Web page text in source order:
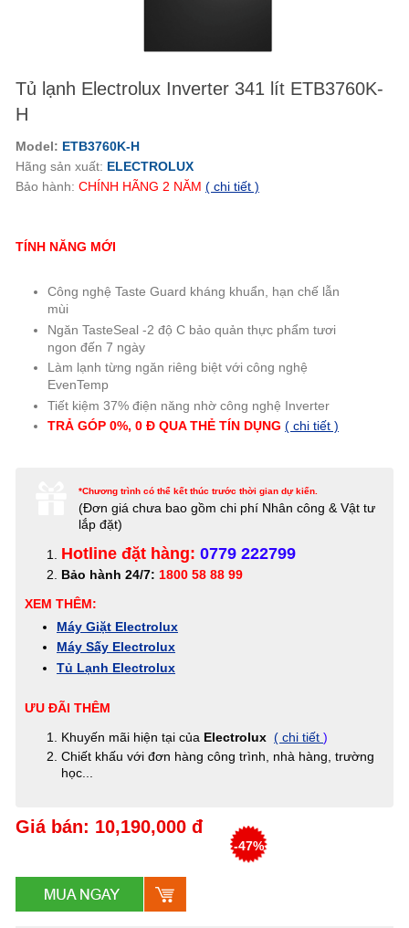
Tủ lạnh Electrolux Inverter 341 lít ETB3760K-
H
Model: ETB3760K-H
Hãng sản xuất: ELECTROLUX
Bảo hành: CHÍNH HÃNG 2 NĂM ( chi tiết )
TÍNH NĂNG MỚI
Công nghệ Taste Guard kháng khuẩn, hạn chế lẫn
mùi
Ngăn TasteSeal -2 độ C bảo quản thực phẩm tươi
ngon đến 7 ngày
Làm lạnh từng ngăn riêng biệt với công nghệ
EvenTemp
Tiết kiệm 37% điện năng nhờ công nghệ Inverter
TRẢ GÓP 0%, 0 Đ QUA THẺ TÍN DỤNG ( chi tiết )
*Chương trình có thể kết thúc trước thời gian dự kiến.
(Đơn giá chưa bao gồm chi phí Nhân công & Vật tư
lắp đặt)
Hotline đặt hàng: 0779 222799
Bảo hành 24/7: 1800 58 88 99
XEM THÊM:
Máy Giặt Electrolux
Máy Sấy Electrolux
Tủ Lạnh Electrolux
ƯU ĐÃI THÊM
Khuyến mãi hiện tại của Electrolux ( chi tiết )
Chiết khấu với đơn hàng công trình, nhà hàng, trường
học...
Giá bán: 10,190,000 đ
-47%